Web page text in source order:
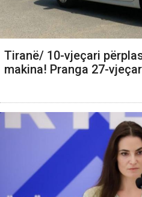
Tiranë/ 10-vjeçari
makina! Pranga 27-